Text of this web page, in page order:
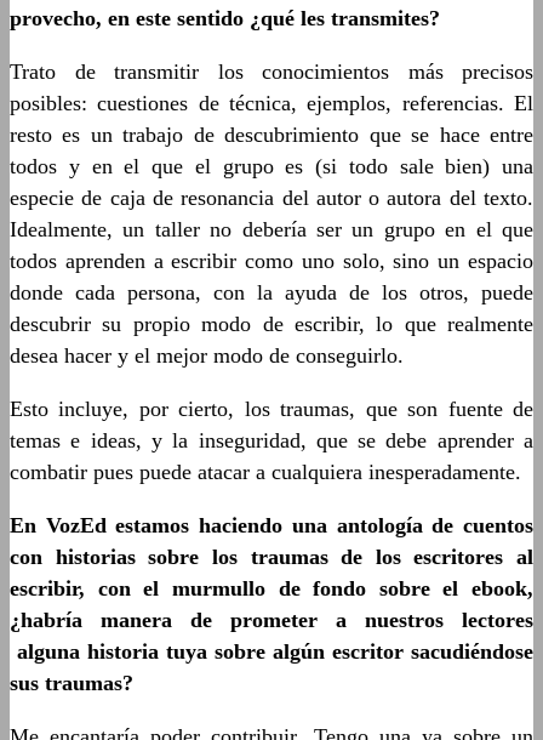
provecho, en este sentido ¿qué les transmites?
Trato de transmitir los conocimientos más precisos
posibles: cuestiones de técnica, ejemplos, referencias. El
resto es un trabajo de descubrimiento que se hace entre
todos y en el que el grupo es (si todo sale bien) una
especie de caja de resonancia del autor o autora del texto.
Idealmente, un taller no debería ser un grupo en el que
todos aprenden a escribir como uno solo, sino un espacio
donde cada persona, con la ayuda de los otros, puede
descubrir su propio modo de escribir, lo que realmente
desea hacer y el mejor modo de conseguirlo.
Esto incluye, por cierto, los traumas, que son fuente de
temas e ideas, y la inseguridad, que se debe aprender a
combatir pues puede atacar a cualquiera inesperadamente.
En VozEd estamos haciendo una antología de cuentos
con historias sobre los traumas de los escritores al
escribir, con el murmullo de fondo sobre el ebook,
¿habría manera de prometer a nuestros lectores
alguna historia tuya sobre algún escritor sacudiéndose
sus traumas?